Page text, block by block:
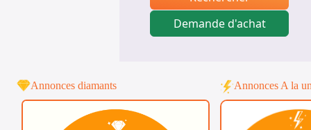
Demande d'achat
Annonces diamants Annonces A la